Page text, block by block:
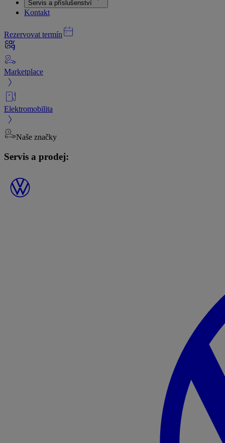
Servis a příslušenství
Kontakt
Rezervovat termín
Marketplace
Elektromobilita
Naše značky
Servis a prodej: